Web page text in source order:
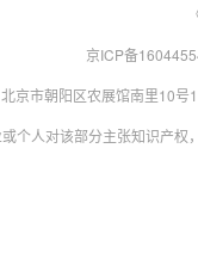
京ICP备
京市朝阳区农展馆南里10
个人对该部分主张知识产